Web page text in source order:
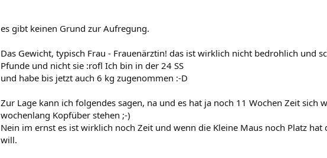
es gibt keinen Grund zur Aufregung.
Das Gewicht, typisch Frau - Frauenärztin! das ist wirklich nicht bedrohlich und
Pfunde und nicht sie :rofl Ich bin in der 24 SS
und habe bis jetzt auch 6 kg zugenommen :-D
Zur Lage kann ich folgendes sagen, na und es hat ja noch 11 Wochen Zeit sich
wochenlang Kopfüber stehen ;-)
Nein im ernst es ist wirklich noch Zeit und wenn die Kleine Maus noch Platz
will.